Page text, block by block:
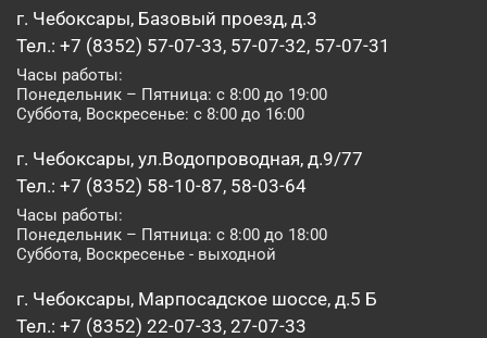
г. Чебоксары, Базовый проезд, д.3
Тел.: +7 (8352) 57-07-33, 57-07-32, 57-07-31
Часы работы:
Понедельник – Пятница: с 8:00 до 19:00
Суббота, Воскресенье: с 8:00 до 16:00
г. Чебоксары, ул.Водопроводная, д.9/77
Тел.: +7 (8352) 58-10-87, 58-03-64
Часы работы:
Понедельник – Пятница: с 8:00 до 18:00
Суббота, Воскресенье - выходной
г. Чебоксары, Марпосадское шоссе, д.5 Б
Тел.: +7 (8352) 22-07-33, 27-07-33